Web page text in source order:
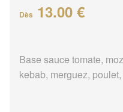
Dès 13.00 €
Base sauce tomate,
kebab, merguez,